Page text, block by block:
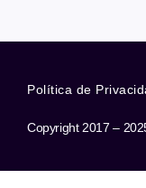
Copyright 2017 –
Política de